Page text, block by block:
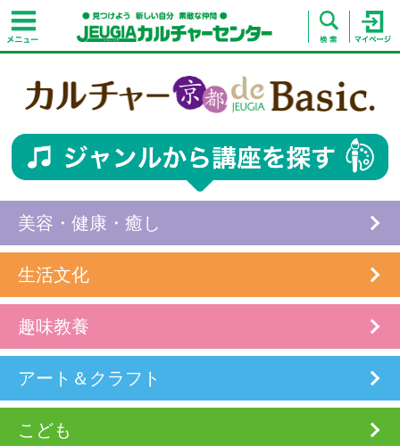
美容・健康・癒し
生活文化
趣味教養
アート＆クラフト
こども